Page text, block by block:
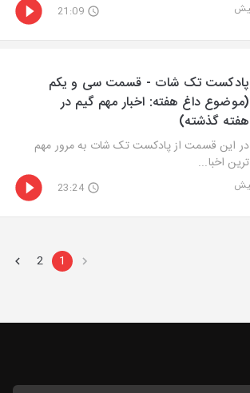
21:09
پادکست تک شات - قسمت سی و یکم
(موضوع داغ هفته: اخبار مهم گیم در
هفته گذشته)
در این قسمت از پادکست تک شات به مرور مهم
ترین اخبا...
23:24
1
2